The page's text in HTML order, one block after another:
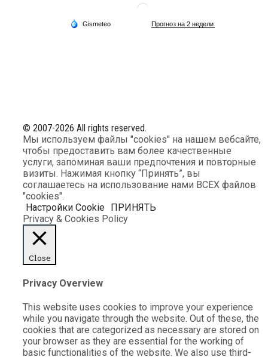
© 2007-2026 All rights reserved.
Мы используем файлы "cookies" на нашем вебсайте,
чтобы предоставить вам более качественные
услуги, запоминая ваши предпочтения и повторные
визиты. Нажимая кнопку “Принять”, вы
соглашаетесь на использование нами ВСЕХ файлов
"cookies".
Настройки Cookie ПРИНЯТЬ
Privacy & Cookies Policy
Close
Privacy Overview
This website uses cookies to improve your experience
while you navigate through the website. Out of these, the
cookies that are categorized as necessary are stored on
your browser as they are essential for the working of
basic functionalities of the website. We also use third-